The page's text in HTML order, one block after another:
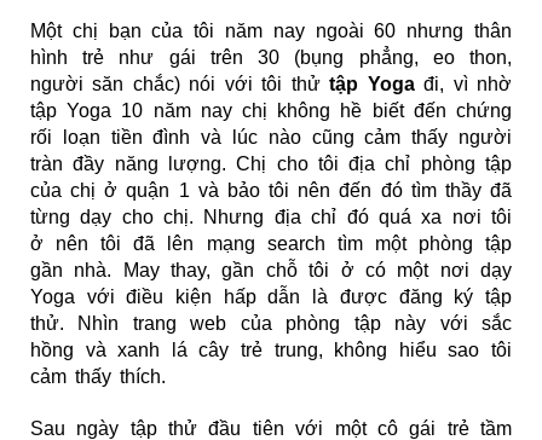
Một chị bạn của tôi năm nay ngoài 60 nhưng thân
hình trẻ như gái trên 30 (bụng phẳng, eo thon,
người săn chắc) nói với tôi thửtập Yogađi, vì nhờ
tập Yoga 10 năm nay chị không hề biết đến chứng
rối loạn tiền đình và lúc nào cũng cảm thấy người
tràn đầy năng lượng. Chị cho tôi địa chỉ phòng tập
của chị ở quận 1 và bảo tôi nên đến đó tìm thầy đã
từng dạy cho chị. Nhưng địa chỉ đó quá xa nơi tôi
ở nên tôi đã lên mạng search tìm một phòng tập
gần nhà. May thay, gần chỗ tôi ở có một nơi dạy
Yoga với điều kiện hấp dẫn là được đăng ký tập
thử. Nhìn trang web của phòng tập này với sắc
hồng và xanh lá cây trẻ trung, không hiểu sao tôi
cảm thấy thích.
Sau ngày tập thử đầu tiên với một cô gái trẻ tầm